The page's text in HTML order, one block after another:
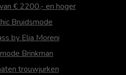
€ 2200,- en hoger
Bruidsmode
by Elia Moreni
Brinkman
trouwjurken